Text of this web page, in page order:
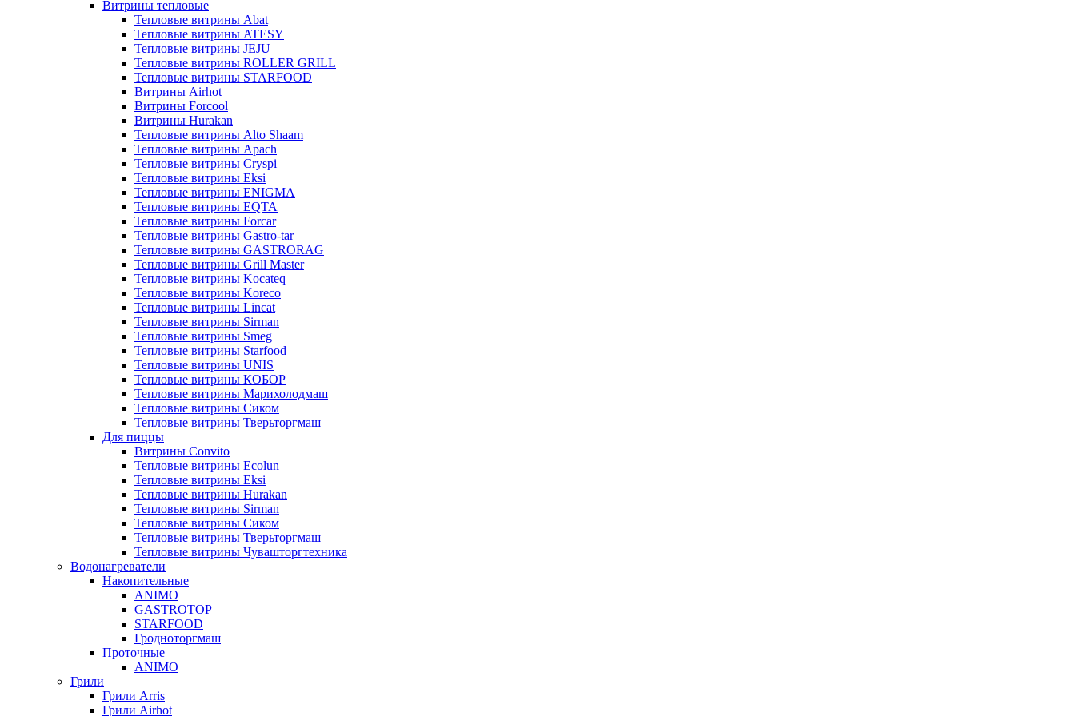
Витрины тепловые
Тепловые витрины Abat
Тепловые витрины ATESY
Тепловые витрины JEJU
Тепловые витрины ROLLER GRILL
Тепловые витрины STARFOOD
Витрины Airhot
Витрины Forcool
Витрины Hurakan
Тепловые витрины Alto Shaam
Тепловые витрины Apach
Тепловые витрины Cryspi
Тепловые витрины Eksi
Тепловые витрины ENIGMA
Тепловые витрины EQTA
Тепловые витрины Forcar
Тепловые витрины Gastro-tar
Тепловые витрины GASTRORAG
Тепловые витрины Grill Master
Тепловые витрины Kocateq
Тепловые витрины Koreco
Тепловые витрины Lincat
Тепловые витрины Sirman
Тепловые витрины Smeg
Тепловые витрины Starfood
Тепловые витрины UNIS
Тепловые витрины КОБОР
Тепловые витрины Марихолодмаш
Тепловые витрины Сиком
Тепловые витрины Тверьторгмаш
Для пиццы
Витрины Convito
Тепловые витрины Ecolun
Тепловые витрины Eksi
Тепловые витрины Hurakan
Тепловые витрины Sirman
Тепловые витрины Сиком
Тепловые витрины Тверьторгмаш
Тепловые витрины Чувашторгтехника
Водонагреватели
Накопительные
ANIMO
GASTROTOP
STARFOOD
Гродноторгмаш
Проточные
ANIMO
Грили
Грили Arris
Грили Airhot